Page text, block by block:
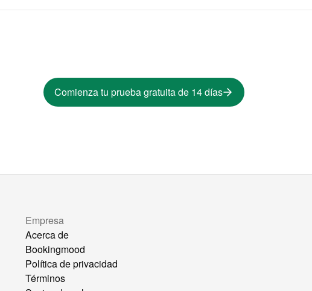
Comienza tu prueba gratuita de 14 días
Empresa
Acerca de
Bookingmood
Política de privacidad
Términos